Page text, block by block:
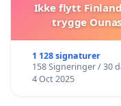
Ikke flytt
trygge
1 128 signaturer
158 Signeringer / 30
4 Oct 2025